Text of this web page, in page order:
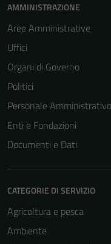
AMMINISTRAZIONE
Aree Amministrative
Uffici
Organi di Governo
Politici
Personale Amministrativo
Enti e Fondazioni
Documenti e Dati
CATEGORIE DI SERVIZIO
Agricoltura e pesca
Ambiente